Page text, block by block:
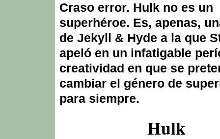
Craso error. Hulk no es un
superhéroe. Es, apenas,
de Jekyll & Hyde a la que
apeló en un infatigable
creatividad en que se
cambiar el género de
para siempre.
Hulk